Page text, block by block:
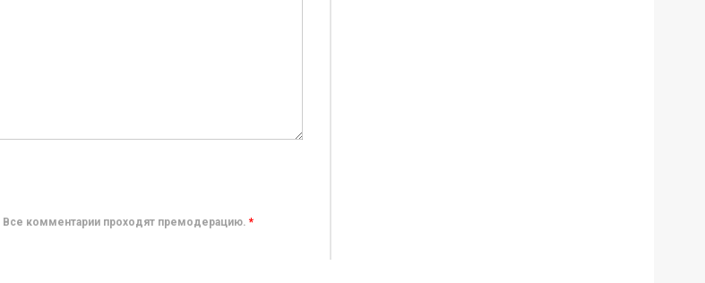
Все комментарии проходят премодерацию. *